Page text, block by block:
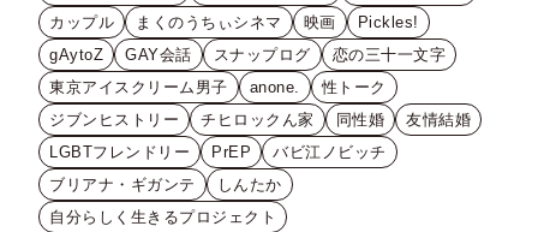
カップル
まくのうちぃシネマ 映画
Pickles!
gAytoZ
GAY会話 スナップログ
恋の三十一文字
東京アイスクリーム男子
anone.
性トーク
ジブンヒストリー
チヒロックん家 同性婚
友情結婚
LGBTフレンドリー
PrEP
バビ江ノビッチ
ブリアナ・ギガンテ
しんたか
自分らしく生きるプロジェクト